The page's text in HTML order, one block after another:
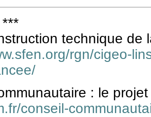
technique de
rgn/cigeo-
: le
conseil-